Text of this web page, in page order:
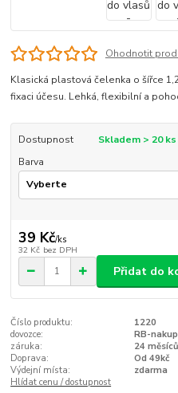
Ohodnotit
Klasická plastová čelenka o šířce
fixaci účesu. Lehká, flexibilní a
Dostupnost
Skladem > 20 ks
Barva
39 Kč/ks
32 Kč bez DPH
Přidat do
Číslo produktu:
1220
dovozce:
RB-
záruka:
24 měsíců
Doprava:
Od 49kč
Výdejní místa:
zdarma
Hlídat cenu / dostupnost